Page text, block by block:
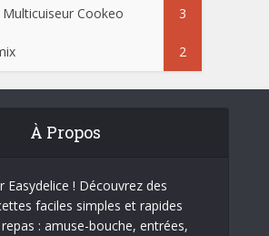
Cookeo 3
2
À Propos
Easydelice ! Découvrez des
faciles simples et rapides
: amuse-bouche, entrées,